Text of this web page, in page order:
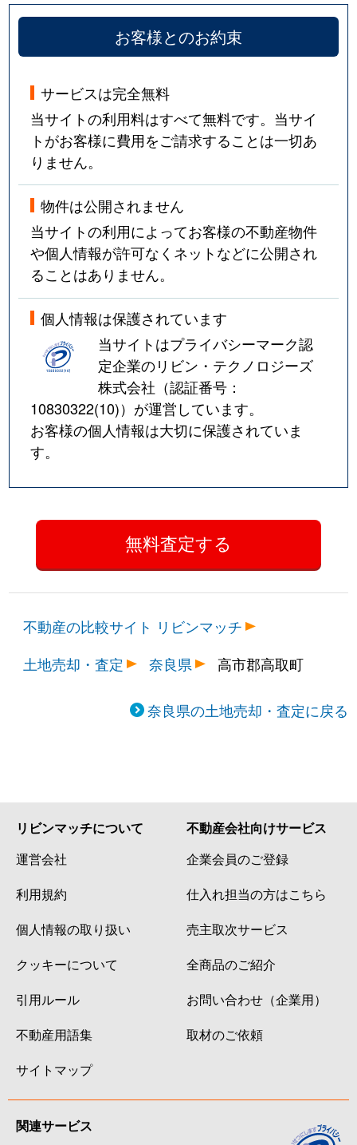
お客様とのお約束
サービスは完全無料
当サイトの利用料はすべて無料です。当サイ
トがお客様に費用をご請求することは一切あ
りません。
物件は公開されません
当サイトの利用によってお客様の不動産物件
や個人情報が許可なくネットなどに公開され
ることはありません。
個人情報は保護されています
当サイトはプライバシーマーク認
定企業のリビン・テクノロジーズ
株式会社（認証番号：
10830322(10)）が運営しています。
お客様の個人情報は大切に保護されていま
す。
不動産の比較サイト リビンマッチ
土地売却・査定
奈良県 高市郡高取町
奈良県の土地売却・査定に戻る
リビンマッチについて
運営会社
利用規約
個人情報の取り扱い
クッキーについて
引用ルール
不動産用語集
サイトマップ
不動産会社向けサービス
企業会員のご登録
仕入れ担当の方はこちら
売主取次サービス
全商品のご紹介
お問い合わせ（企業用）
取材のご依頼
関連サービス